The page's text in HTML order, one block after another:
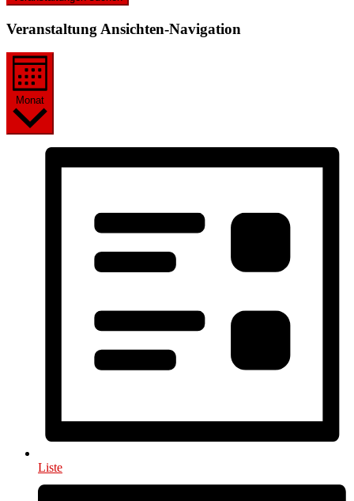
Veranstaltung Ansichten-Navigation
Monat
Liste